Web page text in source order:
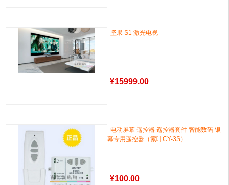
坚果 S1 激光电视
¥15999.00
电动屏幕 遥控器 遥控器套件 智能数码 银
幕专用遥控器（索叶CY-3S）
¥100.00